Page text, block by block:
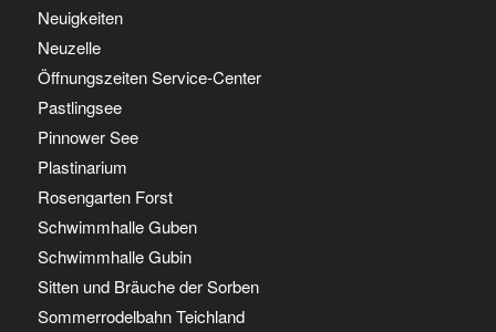
Neuigkeiten
Neuzelle
Öffnungszeiten Service-Center
Pastlingsee
Pinnower See
Plastinarium
Rosengarten Forst
Schwimmhalle Guben
Schwimmhalle Gubin
Sitten und Bräuche der Sorben
Sommerrodelbahn Teichland